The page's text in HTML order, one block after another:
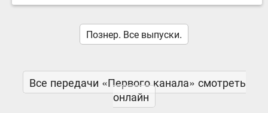
Познер. Все выпуски.
Все передачи «Первого канала» смотреть
онлайн